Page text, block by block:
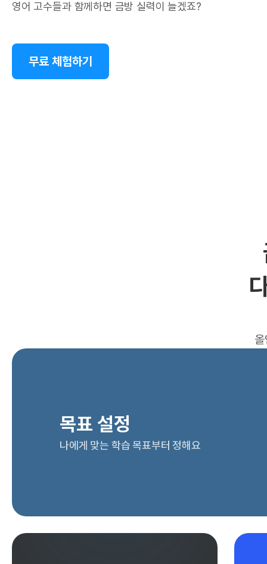
영어 고수들과 함께하면 금방 실력이 늘겠죠?
무료 체험하기
목표 설정
나에게 맞는 학습 목표부터 정해요